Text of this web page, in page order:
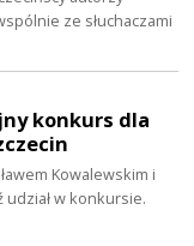
ze słuchaczami
konkurs dla
Kowalewskim i
udział w konkursie.